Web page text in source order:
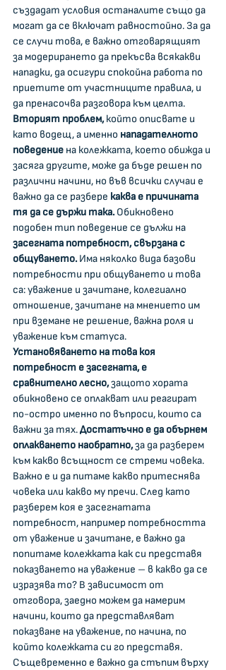
създадат условия останалите също да
могат да се включат равностойно. За да
се случи това, е важно отговарящият
за модерирането да прекъсва всякакви
нападки, да осигури спокойна работа по
приетите от участниците правила, и
да пренасочва разговора към целта.
Вторият проблем, който описвате и
като водещ, а именно нападателното
поведение на колежката, което обижда и
засяга другите, може да бъде решен по
различни начини, но във всички случаи е
важно да се разбере каква е причината
тя да се държи така. Обикновено
подобен тип поведение се дължи на
засегната потребност, свързана с
общуването. Има няколко вида базови
потребности при общуването и това
са: уважение и зачитане, колегиално
отношение, зачитане на мнението им
при вземане не решение, важна роля и
уважение към статуса.
Установяването на това коя
потребност е засегната, е
сравнително лесно, защото хората
обикновено се оплакват или реагират
по-остро именно по въпроси, които са
важни за тях. Достатъчно е да обърнем
оплакването наобратно, за да разберем
към какво всъщност се стреми човека.
Важно е и да питаме какво притеснява
човека или какво му пречи. След като
разберем коя е засегнатата
потребност, например потребността
от уважение и зачитане, е важно да
попитаме колежката как си представя
показването на уважение – в какво да се
изразява то? В зависимост от
отговора, заедно можем да намерим
начини, които да представляват
показване на уважение, по начина, по
който колежката си го представя.
Същевременно е важно да стъпим върху